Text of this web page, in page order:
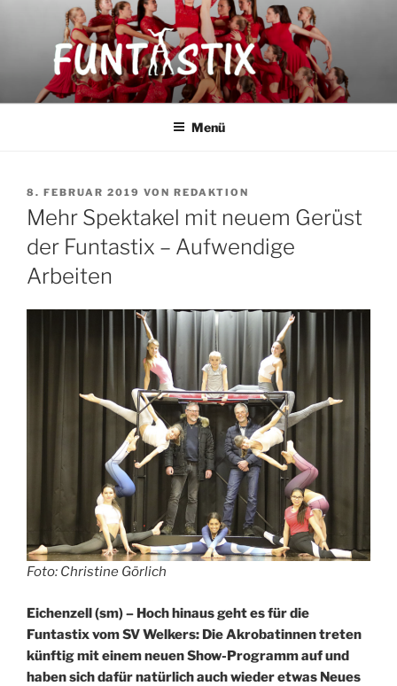
FUNTASTIX
Showakrobatik
Menü
VERÖFFENTLICHT
AM
8. FEBRUAR 2019 VON REDAKTION
Mehr Spektakel mit neuem Gerüst
der Funtastix – Aufwendige
Arbeiten
Foto: Christine Görlich
Eichenzell (sm) – Hoch hinaus geht es für die
Funtastix vom SV Welkers: Die Akrobatinnen treten
künftig mit einem neuen Show-Programm auf und
haben sich dafür natürlich auch wieder etwas Neues